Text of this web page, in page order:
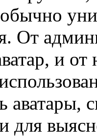
обычно
От
и от
аватары,
для